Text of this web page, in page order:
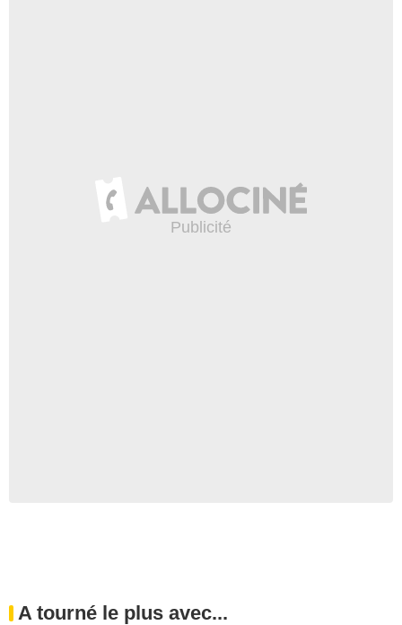
A tourné le plus avec...